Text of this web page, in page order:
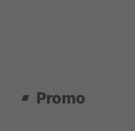
Promo